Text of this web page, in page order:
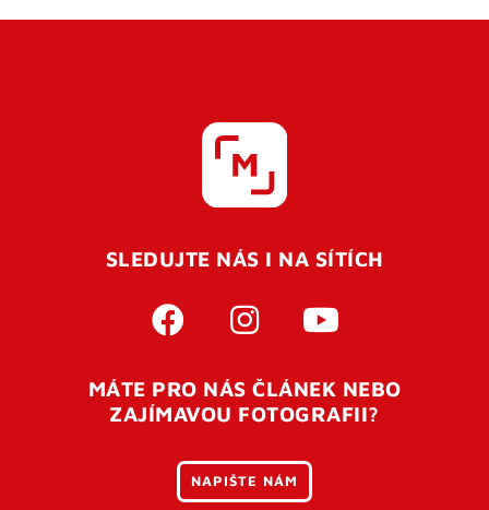
SLEDUJTE NÁS I NA SÍTÍCH
MÁTE PRO NÁS ČLÁNEK NEBO
ZAJÍMAVOU FOTOGRAFII?
NAPIŠTE NÁM